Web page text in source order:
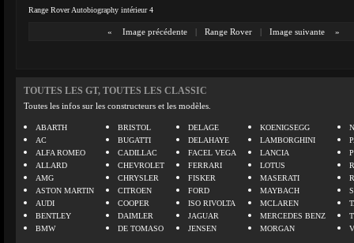
Range Rover Autobiography intérieur 4
« Image précédente | Range Rover | Image suivante »
TOUTES LES GT, TOUTES LES CLASSIC
Toutes les infos sur les constructeurs et les modèles.
ABARTH
AC
ALFA ROMEO
ALLARD
AMG
ASTON MARTIN
AUDI
BENTLEY
BMW
BRISTOL
BUGATTI
CADILLAC
CHEVROLET
CHRYSLER
CITROEN
COOPER
DAIMLER
DE TOMASO
DELAGE
DELAHAYE
FACEL VEGA
FERRARI
FISKER
FORD
ISO RIVOLTA
JAGUAR
JENSEN
KOENIGSEGG
LAMBORGHINI
LANCIA
LOTUS
MASERATI
MAYBACH
MCLAREN
MERCEDES BENZ
MORGAN